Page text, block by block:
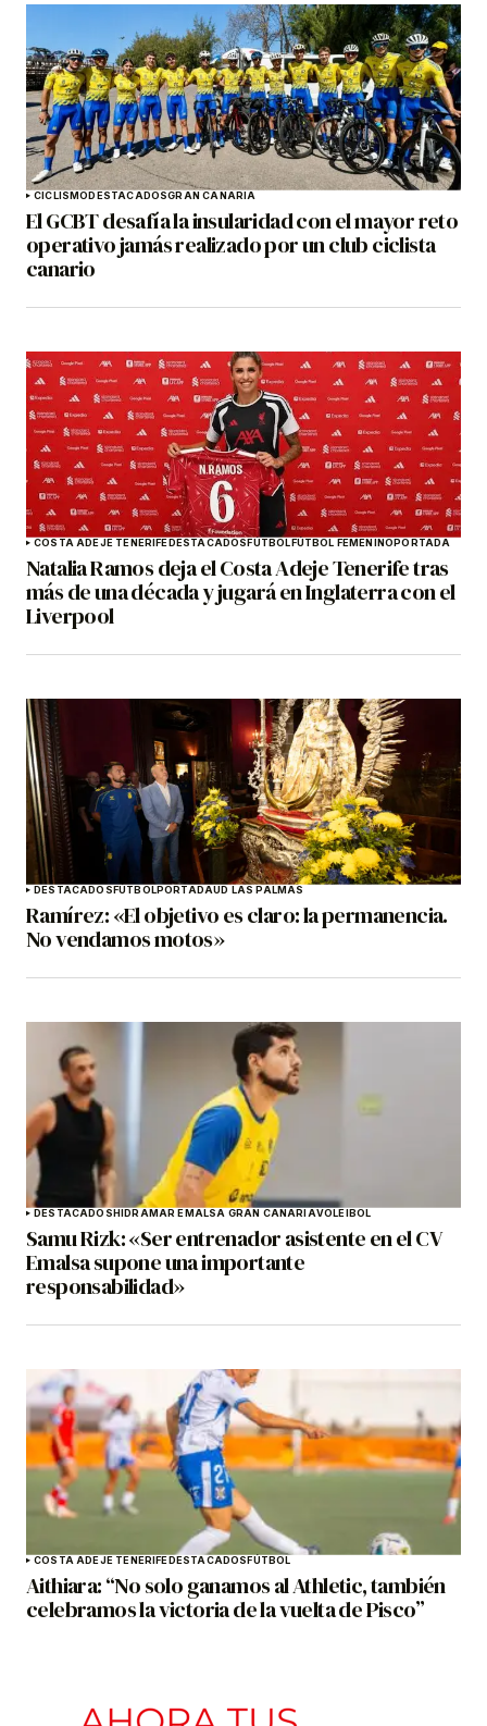
CICLISMODESTACADOSGRAN CANARIA
El GCBT desafía la insularidad con el mayor reto
operativo jamás realizado por un club ciclista
canario
COSTA ADEJE TENERIFEDESTACADOSFÚTBOLFÚTBOL FEMENINOPORTADA
Natalia Ramos deja el Costa Adeje Tenerife tras
más de una década y jugará en Inglaterra con el
Liverpool
DESTACADOSFÚTBOLPORTADAUD LAS PALMAS
Ramírez: «El objetivo es claro: la permanencia.
No vendamos motos»
DESTACADOSHIDRAMAR EMALSA GRAN CANARIAVOLEIBOL
Samu Rizk: «Ser entrenador asistente en el CV
Emalsa supone una importante
responsabilidad»
COSTA ADEJE TENERIFEDESTACADOSFÚTBOL
Aithiara: “No solo ganamos al Athletic, también
celebramos la victoria de la vuelta de Pisco”